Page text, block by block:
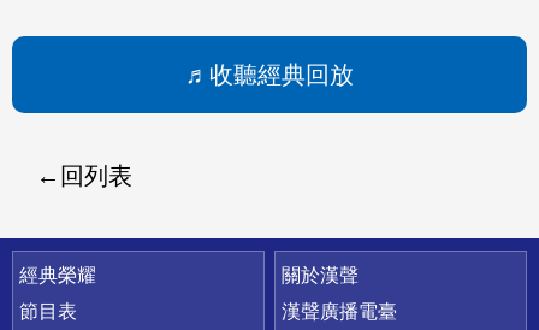
收聽經典回放
回列表
快速連結
經典榮耀
節目表
關於漢聲
漢聲廣播電臺